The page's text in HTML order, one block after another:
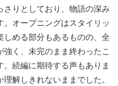
さりとしており、物語の深み
。オープニングはスタイリッ
しめる部分もあるものの、全
く、未完のまま終わったこ
続編に期待する声もありま
解しきれないままでした。